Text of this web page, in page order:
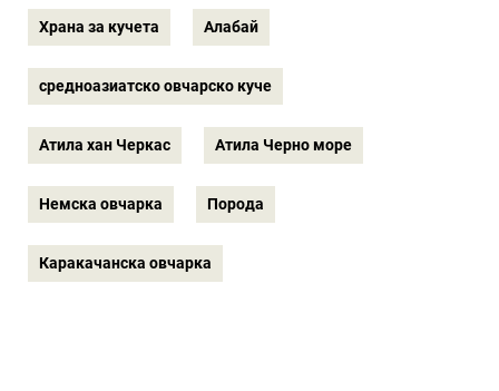
Храна за кучета Алабай
средноазиатско овчарско куче
Атила хан Черкас Атила Черно море
Немска овчарка Порода
Каракачанска овчарка